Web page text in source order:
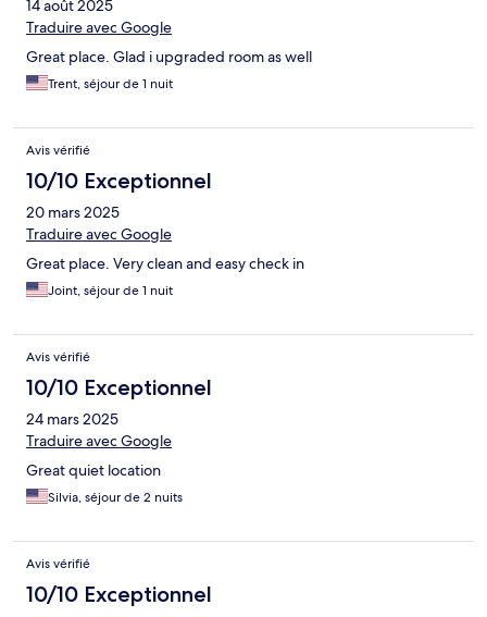
14 août 2025
Traduire avec Google
Great place. Glad i upgraded room as well
Trent, séjour de 1 nuit
Avis vérifié
10/10 Exceptionnel
20 mars 2025
Traduire avec Google
Great place. Very clean and easy check in
Joint, séjour de 1 nuit
Avis vérifié
10/10 Exceptionnel
24 mars 2025
Traduire avec Google
Great quiet location
Silvia, séjour de 2 nuits
Avis vérifié
10/10 Exceptionnel